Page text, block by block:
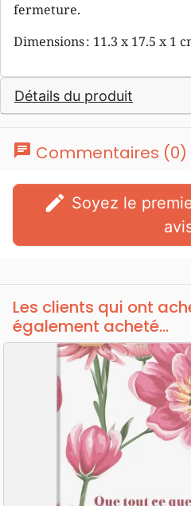
fermeture.
Dimensions : 11.3 x 17.5 x 1
Détails du produit
chat Commentaires (0)
edit
Les clients qui ont
également acheté...